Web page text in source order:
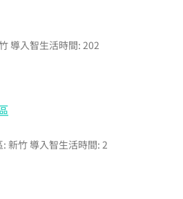
導入智生活時間: 202
新竹 導入智生活時間: 2